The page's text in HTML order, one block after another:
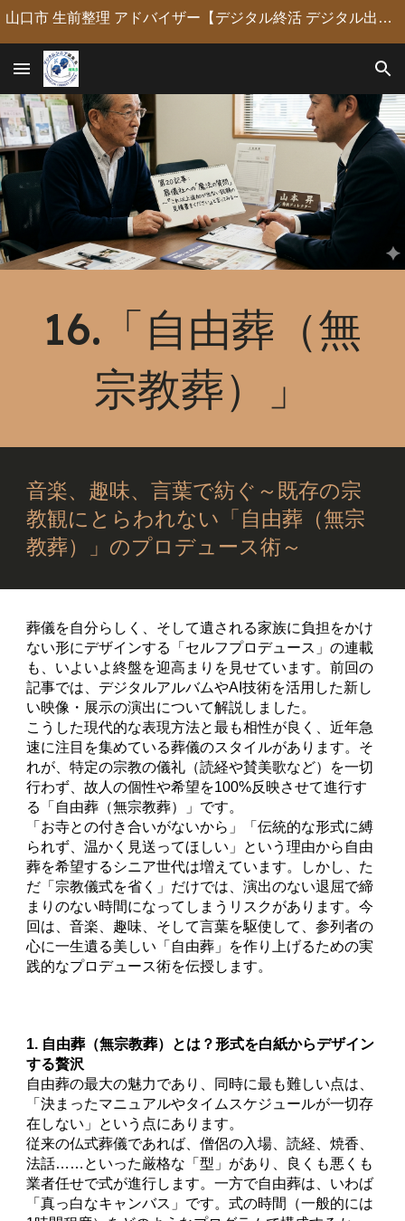
山口市 生前整理 アドバイザー【デジタル終活 デジタル出版 デジタルシニア編集長】定年後の人生の物語を「最高のデジタル資産」に編集・昇華。 古いネガやVHSのデジタル化からプロの構成による自分史動画制作、終活事務までトータルサポート。 長年のキャリアを持つプロがあなたの想いの継承を全力で支援します。
16.「自由葬（無
宗教葬）」
音楽、趣味、言葉で紡ぐ～既存の宗
教観にとらわれない「自由葬（無宗
教葬）」のプロデュース術～
葬儀を自分らしく、そして遺される家族に負担をかけ
ない形にデザインする「セルフプロデュース」の連載
も、いよいよ終盤を迎高まりを見せています。前回の
記事では、デジタルアルバムやAI技術を活用した新し
い映像・展示の演出について解説しました。
こうした現代的な表現方法と最も相性が良く、近年急
速に注目を集めている葬儀のスタイルがあります。そ
れが、特定の宗教の儀礼（読経や賛美歌など）を一切
行わず、故人の個性や希望を100%反映させて進行す
る「自由葬（無宗教葬）」です。
「お寺との付き合いがないから」「伝統的な形式に縛
られず、温かく見送ってほしい」という理由から自由
葬を希望するシニア世代は増えています。しかし、た
だ「宗教儀式を省く」だけでは、演出のない退屈で締
まりのない時間になってしまうリスクがあります。今
回は、音楽、趣味、そして言葉を駆使して、参列者の
心に一生遺る美しい「自由葬」を作り上げるための実
践的なプロデュース術を伝授します。
1. 自由葬（無宗教葬）とは？形式を白紙からデザイン
する贅沢
自由葬の最大の魅力であり、同時に最も難しい点は、
「決まったマニュアルやタイムスケジュールが一切存
在しない」という点にあります。
従来の仏式葬儀であれば、僧侶の入場、読経、焼香、
法話……といった厳格な「型」があり、良くも悪くも
業者任せで式が進行します。一方で自由葬は、いわば
「真っ白なキャンバス」です。式の時間（一般的には